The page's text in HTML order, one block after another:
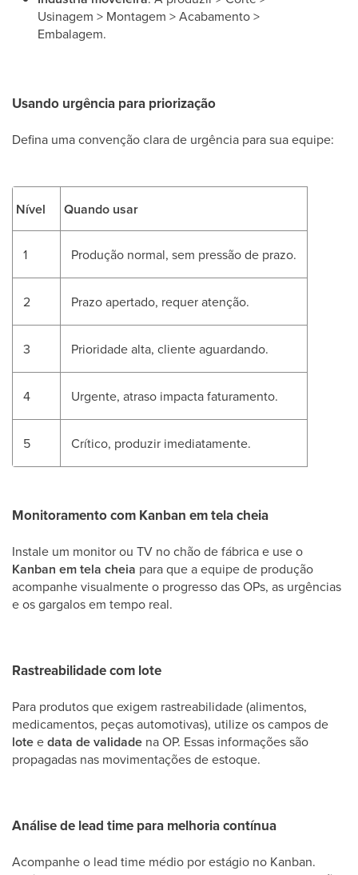
Usinagem > Montagem > Acabamento >
Embalagem.
Usando urgência para priorização
Defina uma convenção clara de urgência para sua equipe:
Nível Quando usar
1 Produção normal, sem pressão de prazo.
2 Prazo apertado, requer atenção.
3 Prioridade alta, cliente aguardando.
4 Urgente, atraso impacta faturamento.
5 Crítico, produzir imediatamente.
Monitoramento com Kanban em tela cheia
Instale um monitor ou TV no chão de fábrica e use o
Kanban em tela cheia para que a equipe de produção
acompanhe visualmente o progresso das OPs, as urgências
e os gargalos em tempo real.
Rastreabilidade com lote
Para produtos que exigem rastreabilidade (alimentos,
medicamentos, peças automotivas), utilize os campos de
loteedata de validade na OP. Essas informações são
propagadas nas movimentações de estoque.
Análise de lead time para melhoria contínua
Acompanhe o lead time médio por estágio no Kanban.